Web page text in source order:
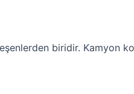
biridir. Kamyon